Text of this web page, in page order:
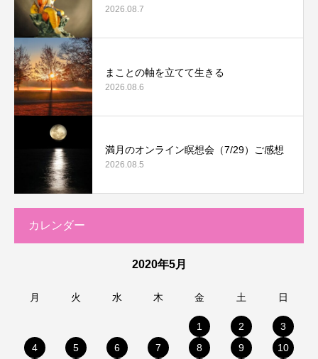
2026.08.7
まことの軸を立てて生きる
2026.08.6
満月のオンライン瞑想会（7/29）ご感想
2026.08.5
カレンダー
2020年5月
月 火 水 木 金 土 日
1 2
3
4
5 6 7 8 9
10